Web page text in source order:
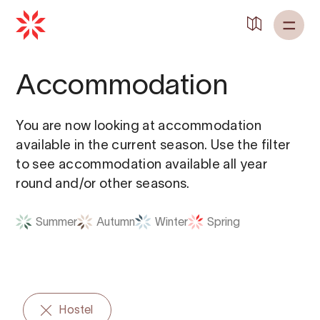
Accommodation
You are now looking at accommodation
available in the current season. Use the filter
to see accommodation available all year
round and/or other seasons.
Summer Autumn Winter Spring
Hostel